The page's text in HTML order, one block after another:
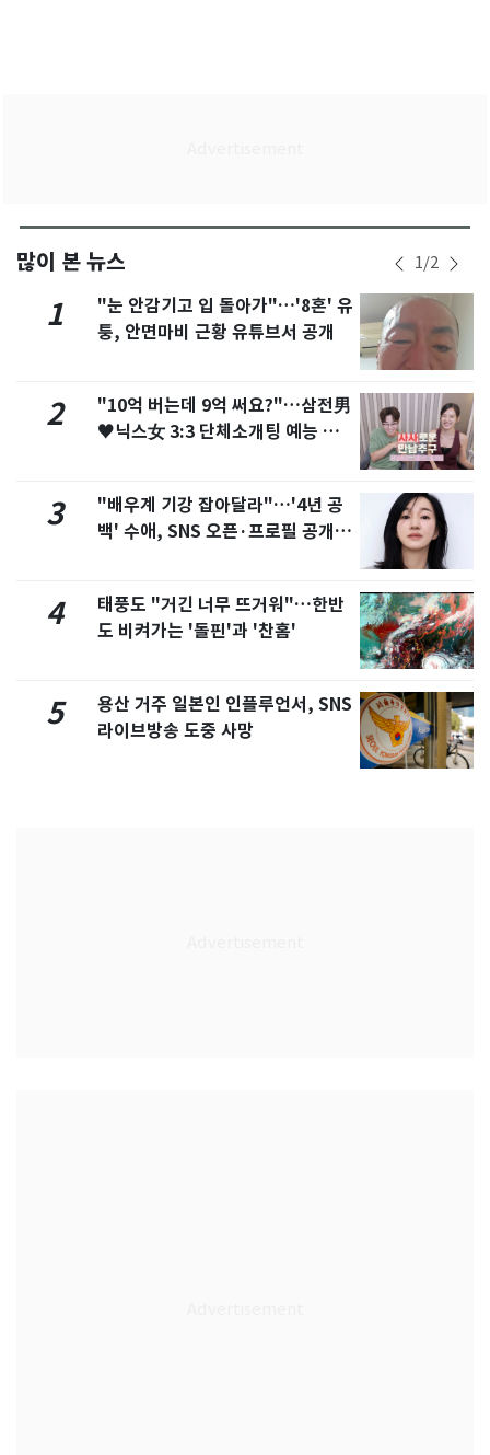
많이 본 뉴스 1/2
1
"눈 안감기고 입 돌아가"…'8혼' 유
퉁, 안면마비 근황 유튜브서 공개
2
"10억 버는데 9억 써요?"…삼전男
♥닉스女 3:3 단체소개팅 예능 화
3
"배우계 기강 잡아달라"…'4년 공
백' 수애, SNS 오픈·프로필 공개
4
태풍도 "거긴 너무 뜨거워"…한반
도 비켜가는 '돌핀'과 '찬홈'
5
용산 거주 일본인 인플루언서, SNS
라이브방송 도중 사망